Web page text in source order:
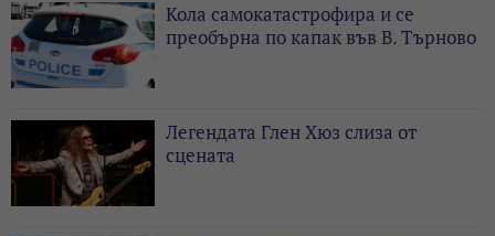
Кола самокатастрофира и се
преобърна по капак във В. Търново
Легендата Глен Хюз слиза от
сцената